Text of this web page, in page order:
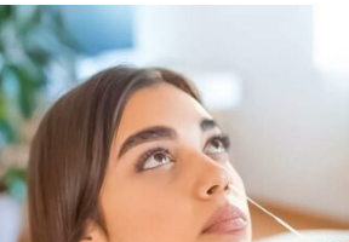
McDonald
House
Charities
Latvija